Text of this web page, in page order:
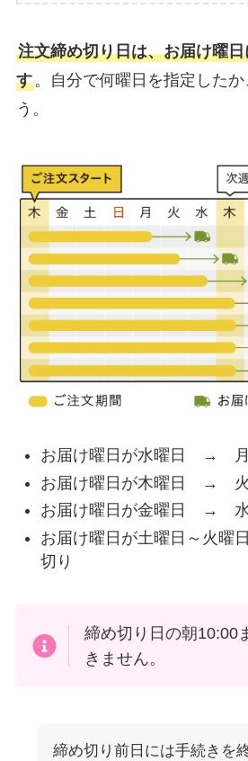
注文締め切り日は、お届け曜
す。自分で何曜日を指定したか
う。
お届け曜日が水曜日 → 月
お届け曜日が木曜日 → 火
お届け曜日が金曜日 → 水
お届け曜日が土曜日～火
切り
締め切り日の朝10:00
きません。
締め切り前日には手続きを